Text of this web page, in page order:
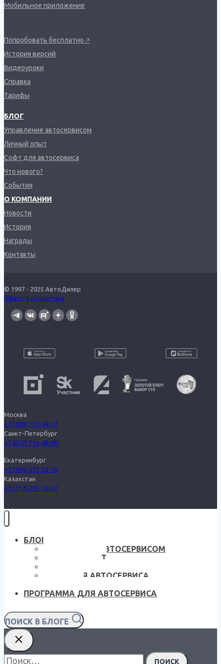
Мобильное приложение
Попробовать бесплатно 🡥
История версий
Видеоуроки
Справка
Тарифы
БЛОГ
Управление автосервисом
Личный опыт
Софт для автосервиса
Что нового?
События
О КОМПАНИИ
Новости
История
Награды
Контакты
© 1997 - 2025 АвтоДилер
Оферта и политика
Москва
+7 (499) 110-44-37
Санкт-Петербург
+7 (812) 716-48-88
Екатеринбург
+7 (343) 237-23-19
Казахстан
+7 (717) 297-24-07
БЛОГ — ГЛАВНАЯ
УПРАВЛЕНИЕ АВТОСЕРВИСОМ
ЛИЧНЫЙ ОПЫТ
СОФТ ДЛЯ АВТОСЕРВИСА
ПРОГРАММА ДЛЯ АВТОСЕРВИСА
ПОИСК В БЛОГЕ
Найти: